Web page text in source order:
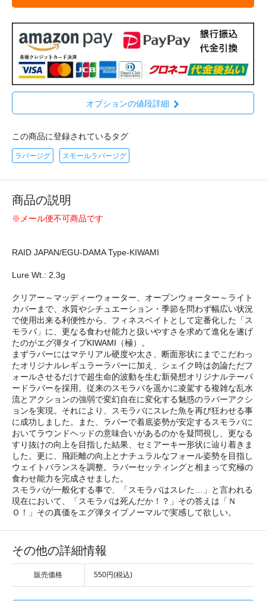
オプションの値段詳細
この商品に登録されているタグ
ラバージグ スモールラバージグ
商品の説明
※メール便不可商品です
RAID JAPAN/EGU-DAMA Type-KIWAMI
Lure Wt.: 2.3g
クリアー～マッディーウォーター、オープンウォーター～ライト
カバーまで、水質やシチュエーション・季節を問わず幅広い状況
で使用出来る利便性から、フィネスベイトとして定番化した「ス
モラバ」に、更なる食わせ能力と扱いやすさを求めて進化を遂げ
たのがエグ弾タイプKIWAMI（極）。
まずラバーにはマテリアル硬度や太さ、断面形状にまでこだわっ
たオリジナルレギュラーラバーに加え、シェイク時は勿論ただフ
ォールさせるだけで超生命的波動を生む新発想オリジナルテーパ
ードラバーを採用。従来のスモラバを遥かに凌駕する複雑な乱水
流とアクションの強弱で変幻自在に変化する魅惑のラバーアクシ
ョンを実現。それにより、スモラバにスレた魚を再び狂わせる事
に成功しました。また、ラバーで着底姿勢が安定するスモラバに
おいてラウンドヘッドの意味合いがあるのかを疑問視し、更なる
すり抜けの向上を目指した結果、セミアーキー形状に辿り着きま
した。更に、飛距離の向上とナチュラルなフォール姿勢を目指し
ウェイトバランスを調整。ラバーセッティングと相まって究極の
食わせ能力を完成させました。
スモラバが一般化する事で、「スモラバはスレた…」と言われる
現在において、「スモラバは死んだか！？」その答えは「Ｎ
Ｏ！」その真価をエグ弾タイプノーマルで実感して欲しい。
その他の詳細情報
販売価格 550円(税込)